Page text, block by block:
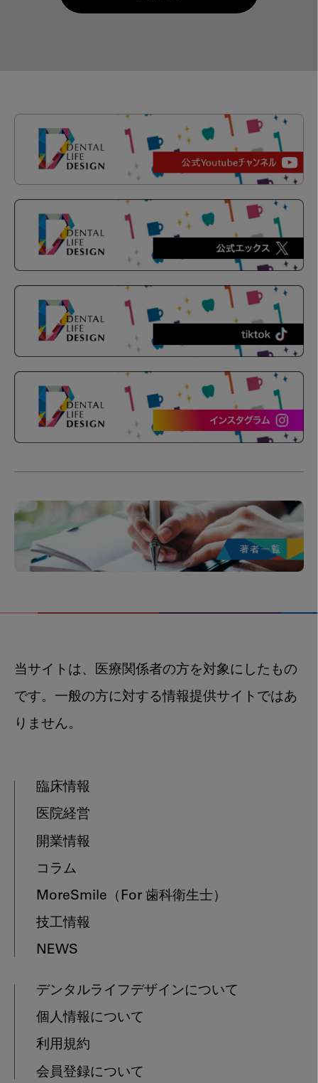
当サイトは、医療関係者の方を対象にしたもの
です。一般の方に対する情報提供サイトではあ
りません。
臨床情報
医院経営
開業情報
コラム
MoreSmile （For 歯科衛生士）
技工情報
NEWS
デンタルライフデザインについて
個人情報について
利用規約
会員登録について